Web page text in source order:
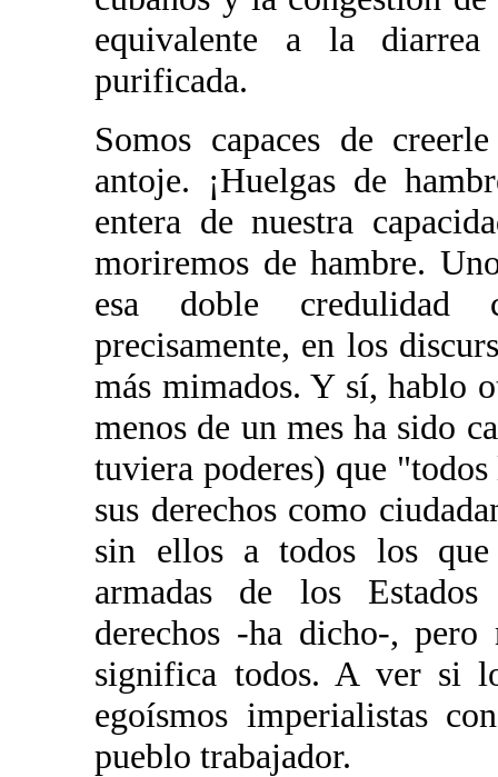
equivalente a la
purificada.
Somos capaces de
antoje. ¡Huelgas de
entera de nuestra
moriremos de hambre.
esa doble credulidad
precisamente, en los
más mimados. Y sí, hablo
menos de un mes ha sido
tuviera poderes) que
sus derechos como
sin ellos a todos los
armadas de los
derechos -ha dicho-,
significa todos. A ver si
egoísmos imperialistas
pueblo trabajador.